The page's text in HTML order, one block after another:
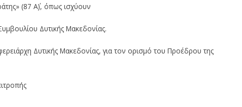
(87 Α΄), όπως ισχύουν
Δυτικής Μακεδονίας.
Δυτικής Μακεδονίας, για τον ορισμό του Προέδρου της